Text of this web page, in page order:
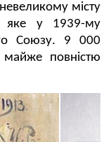
місту
яке у 1939-му
Союзу. 9 000
повністю